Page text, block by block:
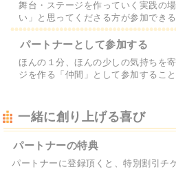
舞台・ステージを作っていく実践の
い」と思ってくださる方が参加でき
パートナーとして参加する
ほんの１分、ほんの少しの気持ちを
ジを作る「仲間」として参加すること
一緒に創り上げる喜び
パートナーの特典
パートナーに登録頂くと、特別割引チ